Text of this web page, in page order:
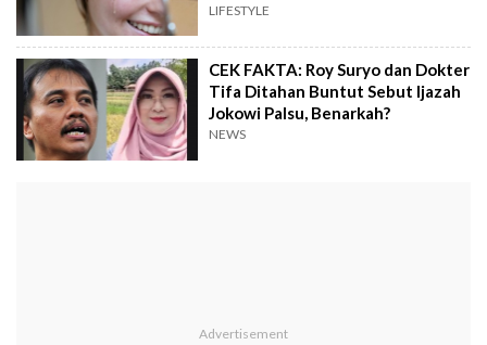
LIFESTYLE
CEK FAKTA: Roy Suryo dan Dokter
Tifa Ditahan Buntut Sebut Ijazah
Jokowi Palsu, Benarkah?
NEWS